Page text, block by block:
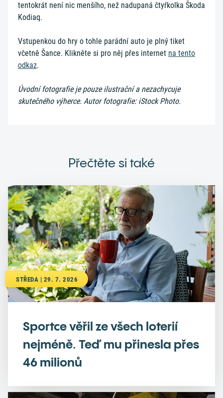
tentokrát není nic menšího, než nadupaná čtyřkolka Škoda
Kodiaq.
Vstupenkou do hry o tohle parádní auto je plný tiket
včetně Šance. Klikněte si pro něj přes internet na tento
odkaz.
Úvodní fotografie je pouze ilustrační a nezachycuje
skutečného výherce. Autor fotografie: iStock Photo.
Přečtěte si také
STŘEDA | 29. 7. 2026
Sportce věřil ze všech loterií
nejméně. Teď mu přinesla přes
46 milionů